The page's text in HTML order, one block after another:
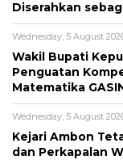
Diserahkan
Wednesday, 5 August
Wakil Bupati
Penguatan
Matematika
Wednesday, 5 August
Kejari Ambon
dan Perkapalan